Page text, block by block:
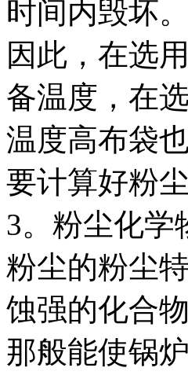
时间内毁坏。
因此，在选
备温度，在
温度高布袋
要计算好粉尘
3。粉尘化学
粉尘的粉尘
蚀强的化合
那般能使锅